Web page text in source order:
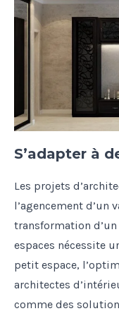
S’adapter à
Les projets
l’agencement d’un
transformation
espaces nécessite
petit espace,
architectes
comme des